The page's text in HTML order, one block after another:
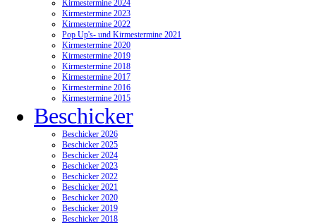
Kirmestermine 2024
Kirmestermine 2023
Kirmestermine 2022
Pop Up's- und Kirmestermine 2021
Kirmestermine 2020
Kirmestermine 2019
Kirmestermine 2018
Kirmestermine 2017
Kirmestermine 2016
Kirmestermine 2015
Beschicker
Beschicker 2026
Beschicker 2025
Beschicker 2024
Beschicker 2023
Beschicker 2022
Beschicker 2021
Beschicker 2020
Beschicker 2019
Beschicker 2018